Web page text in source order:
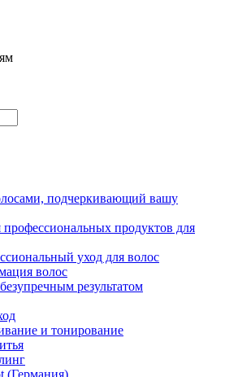
подчеркивающий вашу
продуктов для
уход для волос
волос
результатом
и тонирование
(Германия)